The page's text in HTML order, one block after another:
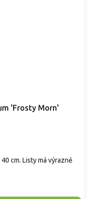
'Frosty Morn'
cm. Listy má výrazně